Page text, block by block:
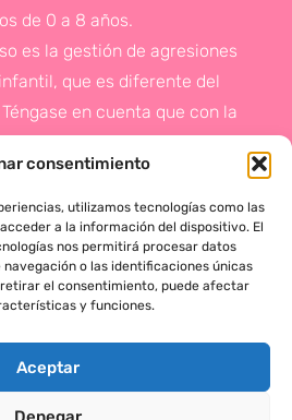
consentimiento
utilizamos tecnologías como las
a la información del dispositivo. El
nos permitirá procesar datos
o las identificaciones únicas
el consentimiento, puede afectar
y funciones.
Aceptar
de 0 a 8 años.
es la gestión de agresiones
que es diferente del
en cuenta que con la
problema que suele aparecer
como es el acoso.